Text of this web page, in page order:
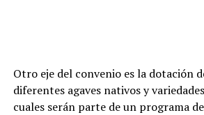
Otro eje del convenio es la dotación
diferentes agaves nativos y
cuales serán parte de un programa